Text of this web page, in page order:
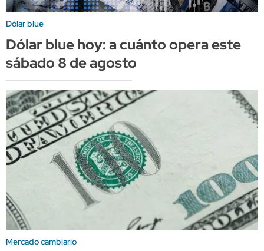
Dólar blue
Dólar blue hoy: a cuánto opera este
sábado 8 de agosto
Mercado cambiario